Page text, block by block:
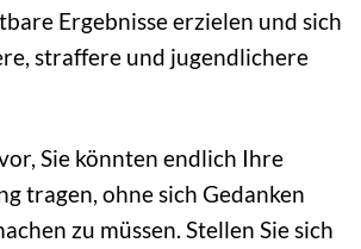
Ergebnisse erzielen und sich
straffere und jugendlichere
Sie könnten endlich Ihre
tragen, ohne sich Gedanken
zu müssen. Stellen Sie sich